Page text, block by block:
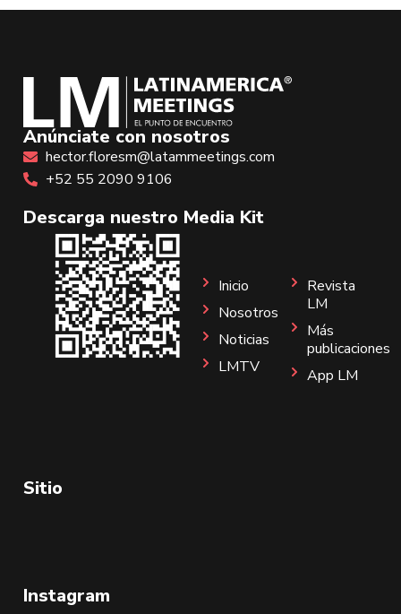
Anúnciate con nosotros
hector.floresm@latammeetings.com
+52 55 2090 9106
Descarga nuestro Media Kit
Sitio
Inicio
Nosotros
Noticias
LMTV
Revista
LM
Más
publicaciones
App LM
Instagram